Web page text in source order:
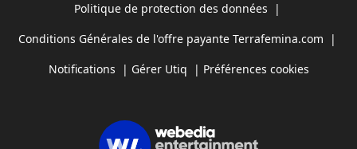
Politique de protection des données |
Conditions Générales de l'offre payante Terrafemina.com |
Notifications | Gérer Utiq | Préférences cookies